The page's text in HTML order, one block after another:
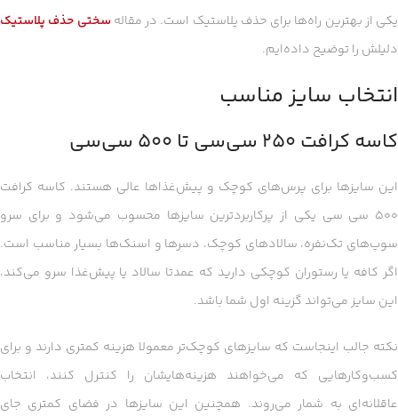
یکی از بهترین راه‌ها برای حذف پلاستیک است. در مقاله سختی حذف پلاستیک
دلیلش را توضیح داده‌ایم.
انتخاب سایز مناسب
کاسه کرافت ۲۵۰ سی‌سی تا ۵۰۰ سی‌سی
این سایزها برای پرس‌های کوچک و پیش‌غذاها عالی هستند. کاسه کرافت
۵۰۰ سی سی یکی از پرکاربردترین سایزها محسوب می‌شود و برای سرو
سوپ‌های تک‌نفره، سالادهای کوچک، دسرها و اسنک‌ها بسیار مناسب است.
اگر کافه یا رستوران کوچکی دارید که عمدتا سالاد یا پیش‌غذا سرو می‌کند،
این سایز می‌تواند گزینه اول شما باشد.
نکته جالب اینجاست که سایزهای کوچک‌تر معمولا هزینه کمتری دارند و برای
کسب‌وکارهایی که می‌خواهند هزینه‌هایشان را کنترل کنند، انتخاب
عاقلانه‌ای به شمار می‌روند. همچنین این سایزها در فضای کمتری جای